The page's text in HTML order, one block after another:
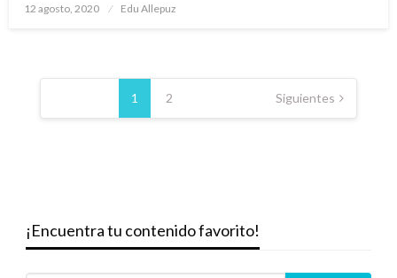
Publicado
12 agosto, 2020 Edu Allepuz
Paginación
entradas
1 2 Siguientes
¡Encuentra tu contenido favorito!